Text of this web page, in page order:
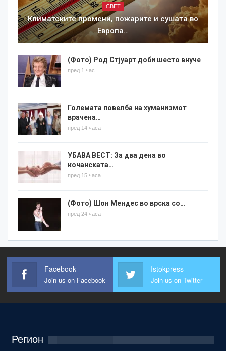
СВЕТ
Климатските промени, пожарите и сушата во
Европа…
(Фото) Род Стјуарт доби шесто внуче
пред 1 час
Големата повелба на хуманизмот
врачена…
пред 14 часа
УБАВА ВЕСТ: За два дена во
кочанската…
пред 15 часа
(Фото) Шон Мендес во врска со…
пред 24 часа
Facebook
Join us on Facebook
Istokpress
Join us on Twitter
Регион